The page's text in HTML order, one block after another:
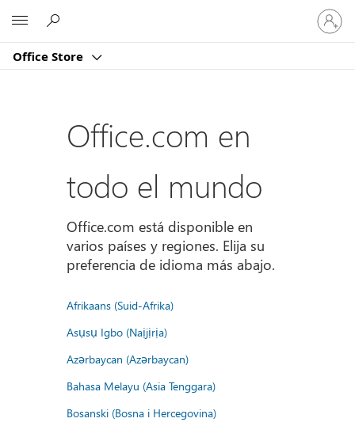
Office Store
Iniciar
sesión
en
cuenta
Office.com en
todo el mundo
Office.com está disponible en
varios países y regiones. Elija su
preferencia de idioma más abajo.
Afrikaans (Suid-Afrika)
Asụsụ Igbo (Naịjịrịa)
Azərbaycan (Azərbaycan)
Bahasa Melayu (Asia Tenggara)
Bosanski (Bosna i Hercegovina)